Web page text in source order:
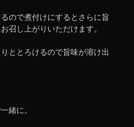
ので煮付けにするとさらに旨
召し上がりいただけます。
ととろけるので旨味が溶け出
緒に。